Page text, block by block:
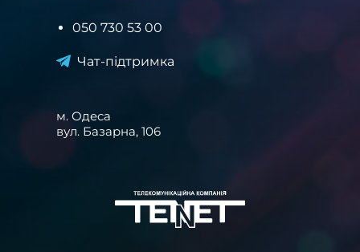
050 730 53 00
Чат-підтримка
м. Одеса
вул. Базарна, 106